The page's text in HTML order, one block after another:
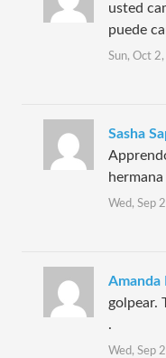
usted
puede
Sun, Oct
Sasha
hermana
Wed, Sep
golpear.
.
Wed, Sep